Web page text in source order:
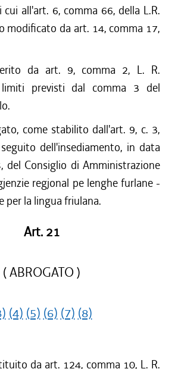
all'art. 6, comma 66, della L.R.
modificato da art. 14, comma 17,
da art. 9, comma 2, L. R.
previsti dal comma 3 del
come stabilito dall'art. 9, c. 3,
dell'insediamento, in data
del Consiglio di Amministrazione
regjonal pe lenghe furlane -
per la lingua friulana.
Art. 21
( ABROGATO )
(4) (5) (6) (7) (8)
da art. 124, comma 10, L. R.